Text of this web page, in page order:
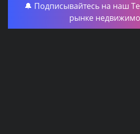
🔔 Подписывайтесь на наш
рынке